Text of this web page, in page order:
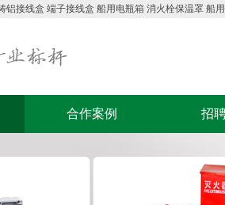
铝接线盒 端子接线盒 船用电瓶箱 消火栓保温罩 船
合作案例 招